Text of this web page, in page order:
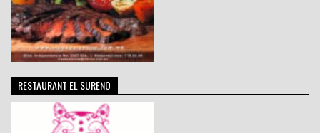
RESTAURANT EL SUREÑO